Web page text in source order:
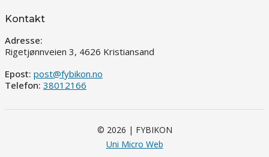
Kontakt
Adresse:
Rigetjønnveien 3, 4626 Kristiansand
Epost: post@fybikon.no
Telefon: 38012166
© 2026 | FYBIKON
Uni Micro Web